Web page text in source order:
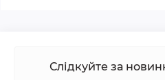
Слідкуйте за